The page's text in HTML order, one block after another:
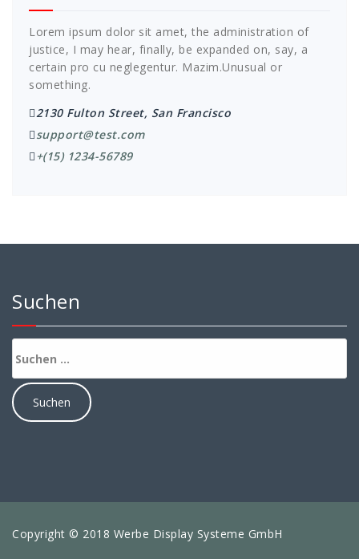
Lorem ipsum dolor sit amet, the administration of
justice, I may hear, finally, be expanded on, say, a
certain pro cu neglegentur. Mazim.Unusual or
something.
2130 Fulton Street, San Francisco
support@test.com
+(15) 1234-56789
Suchen
nach:
Copyright © 2018 Werbe Display Systeme GmbH